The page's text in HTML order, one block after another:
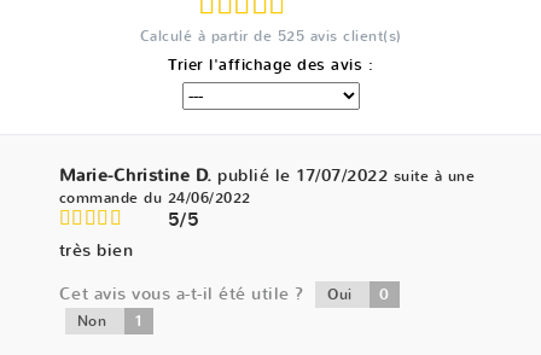
Calculé à partir de 525 avis client(s)
Trier l'affichage des avis :
Marie-Christine D.publié le 17/07/2022 suite à une
commande du 24/06/2022
5/5
très bien
Cet avis vous a-t-il été utile ?
Oui 0
Non 1